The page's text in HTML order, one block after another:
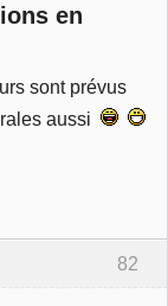
en
sont prévus
aussi
82